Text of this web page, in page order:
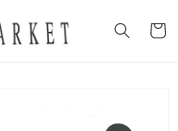
Carrello